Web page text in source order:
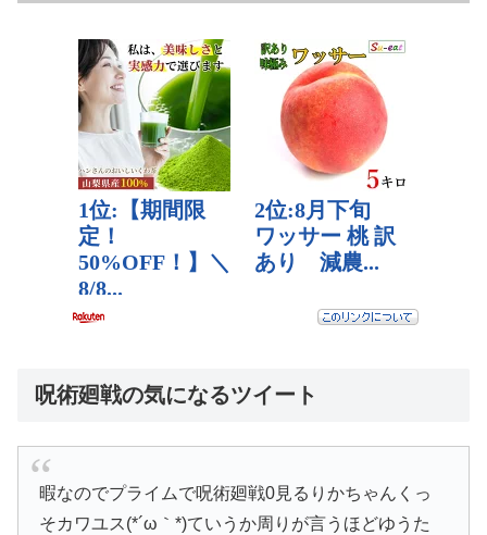
呪術廻戦の気になるツイート
暇なのでプライムで呪術廻戦0見るりかちゃんくっ
そカワユス(*´ω｀*)ていうか周りが言うほどゆうた